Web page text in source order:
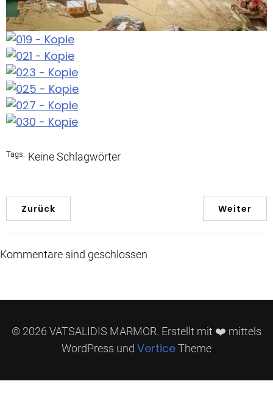
Tags: Keine Schlagwörter
Zurück Weiter
Kommentare sind geschlossen
© 2026 VATSALIDIS MARMOR. Erstellt mit ❤️ mittels
WordPress und VerticeTheme